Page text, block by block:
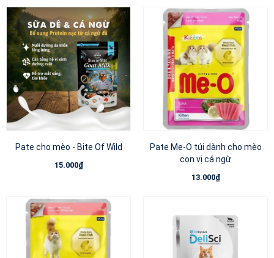
Pate cho mèo - Bite Of Wild
15.000₫
Pate Me-O túi dành cho mèo
con vị cá ngừ
13.000₫